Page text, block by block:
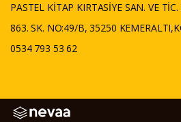
PASTEL KİTAP KIRTASİYE SAN. VE TİC.
863. SK. NO:49/B, 35250
0534 793 53 62